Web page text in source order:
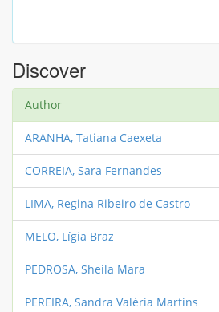
Discover
Author
ARANHA, Tatiana Caexeta
CORREIA, Sara Fernandes
LIMA, Regina Ribeiro de Castro
MELO, Lígia Braz
PEDROSA, Sheila Mara
PEREIRA, Sandra Valéria Martins